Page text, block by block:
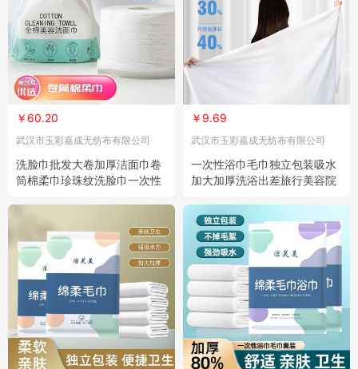
￥60.20
武汉市玉彩嘉成无纺布有限公司
洗脸巾批发大卷加厚洁面巾卷
筒棉柔巾珍珠纹洗脸巾一次性
￥9.69
武汉市玉彩嘉成无纺布有限公司
一次性浴巾毛巾独立包装吸水
加大加厚洗浴出差旅行美容院